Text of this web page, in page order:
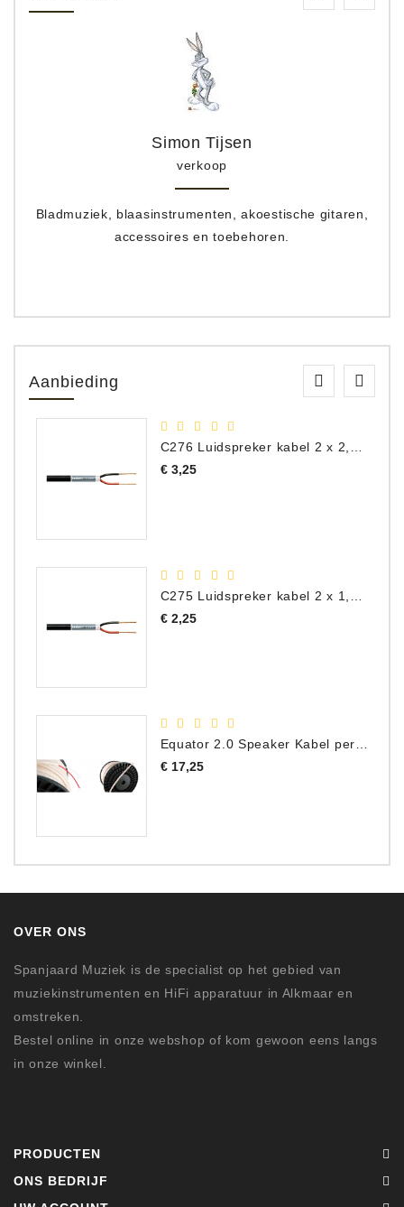
Simon Tijsen
verkoop
Bladmuziek, blaasinstrumenten, akoestische gitaren,
accessoires en toebehoren.
Aanbieding
C276 Luidspreker kabel 2 x 2,50 mm² (per meter)
€ 3,25Prijs
€ 2,25Prijs
Equator 2.0 Speaker Kabel per meter
€ 17,25Prijs
OVER ONS
Spanjaard Muziek is de specialist op het gebied van
muziekinstrumenten en HiFi apparatuur in Alkmaar en
omstreken.
Bestel online in onze webshop of kom gewoon eens langs
in onze winkel.
PRODUCTEN
ONS BEDRIJF